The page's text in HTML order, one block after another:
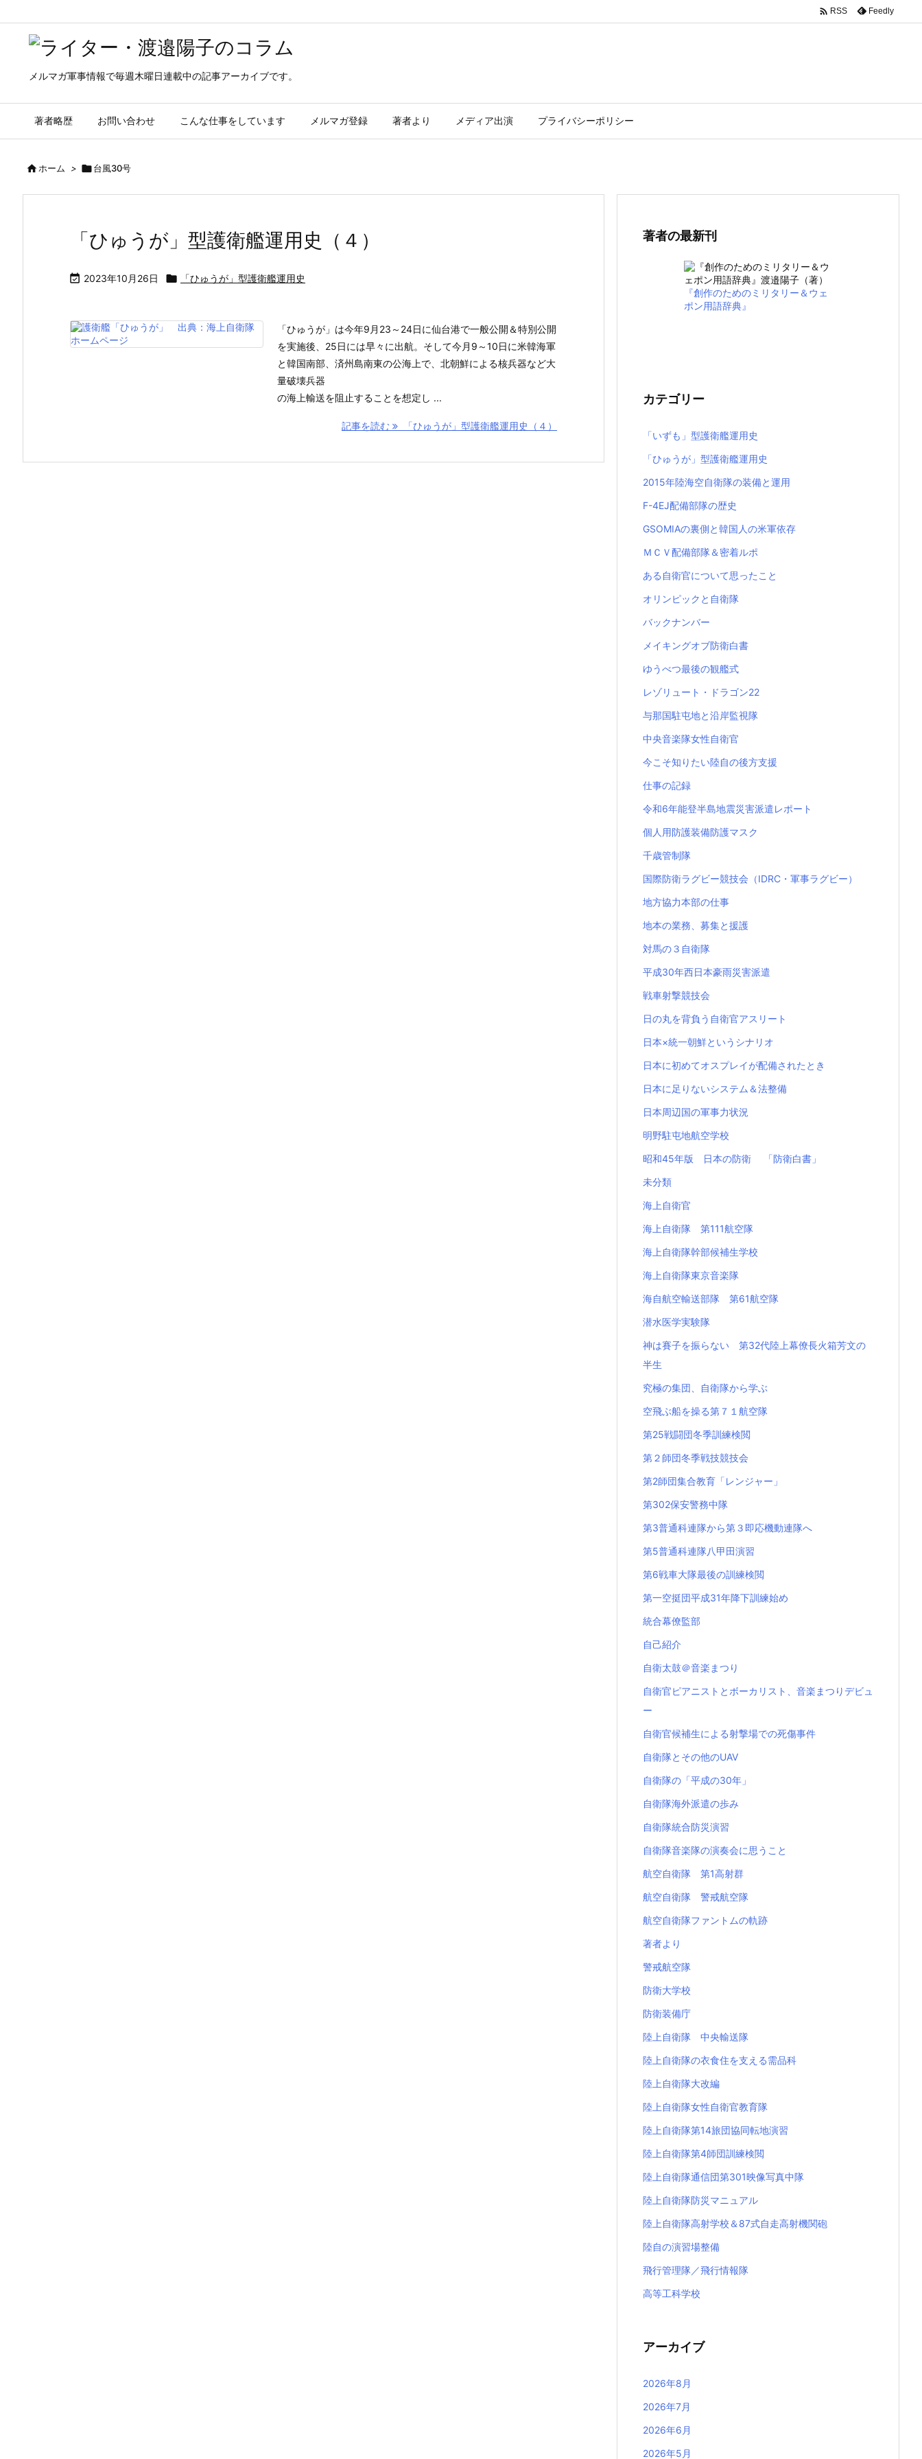
メルマガ軍事情報で毎週木曜日連載中の記事アーカイブです。
著者略歴 お問い合わせ こんな仕事をしています メルマガ登録 著者より メディア出演 プライバシーポリシー
 RSS Feedly
ホーム > 台風30号
「ひゅうが」型護衛艦運用史（４）
 2023年10月26日  「ひゅうが」型護衛艦運用史
「ひゅうが」は今年9月23～24日に仙台港で一般公開＆特別公開
を実施後、25日には早々に出航。そして今月9～10日に米韓海軍
と韓国南部、済州島南東の公海上で、北朝鮮による核兵器など大
量破壊兵器
の海上輸送を阻止することを想定し ...
記事を読む 「ひゅうが」型護衛艦運用史（４）
著者の最新刊
『創作のためのミリタリー＆ウェ
ポン用語辞典』
カテゴリー
「いずも」型護衛艦運用史
「ひゅうが」型護衛艦運用史
2015年陸海空自衛隊の装備と運用
F-4EJ配備部隊の歴史
GSOMIAの裏側と韓国人の米軍依存
ＭＣＶ配備部隊＆密着ルポ
ある自衛官について思ったこと
オリンピックと自衛隊
バックナンバー
メイキングオブ防衛白書
ゆうべつ最後の観艦式
レゾリュート・ドラゴン22
与那国駐屯地と沿岸監視隊
中央音楽隊女性自衛官
今こそ知りたい陸自の後方支援
仕事の記録
令和6年能登半島地震災害派遣レポート
個人用防護装備防護マスク
千歳管制隊
国際防衛ラグビー競技会（IDRC・軍事ラグビー）
地方協力本部の仕事
地本の業務、募集と援護
対馬の３自衛隊
平成30年西日本豪雨災害派遣
戦車射撃競技会
日の丸を背負う自衛官アスリート
日本×統一朝鮮というシナリオ
日本に初めてオスプレイが配備されたとき
日本に足りないシステム＆法整備
日本周辺国の軍事力状況
明野駐屯地航空学校
昭和45年版 日本の防衛 「防衛白書」
未分類
海上自衛官
海上自衛隊 第111航空隊
海上自衛隊幹部候補生学校
海上自衛隊東京音楽隊
海自航空輸送部隊 第61航空隊
潜水医学実験隊
神は賽子を振らない 第32代陸上幕僚長火箱芳文の
半生
究極の集団、自衛隊から学ぶ
空飛ぶ船を操る第７１航空隊
第25戦闘団冬季訓練検閲
第２師団冬季戦技競技会
第2師団集合教育「レンジャー」
第302保安警務中隊
第3普通科連隊から第３即応機動連隊へ
第5普通科連隊八甲田演習
第6戦車大隊最後の訓練検閲
第一空挺団平成31年降下訓練始め
統合幕僚監部
自己紹介
自衛太鼓＠音楽まつり
自衛官ピアニストとボーカリスト、音楽まつりデビュ
ー
自衛官候補生による射撃場での死傷事件
自衛隊とその他のUAV
自衛隊の「平成の30年」
自衛隊海外派遣の歩み
自衛隊統合防災演習
自衛隊音楽隊の演奏会に思うこと
航空自衛隊 第1高射群
航空自衛隊 警戒航空隊
航空自衛隊ファントムの軌跡
著者より
警戒航空隊
防衛大学校
防衛装備庁
陸上自衛隊 中央輸送隊
陸上自衛隊の衣食住を支える需品科
陸上自衛隊大改編
陸上自衛隊女性自衛官教育隊
陸上自衛隊第14旅団協同転地演習
陸上自衛隊第4師団訓練検閲
陸上自衛隊通信団第301映像写真中隊
陸上自衛隊防災マニュアル
陸上自衛隊高射学校＆87式自走高射機関砲
陸自の演習場整備
飛行管理隊／飛行情報隊
高等工科学校
アーカイブ
2026年8月
2026年7月
2026年6月
2026年5月